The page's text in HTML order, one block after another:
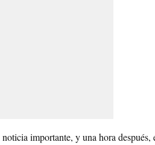
importante, y una hora